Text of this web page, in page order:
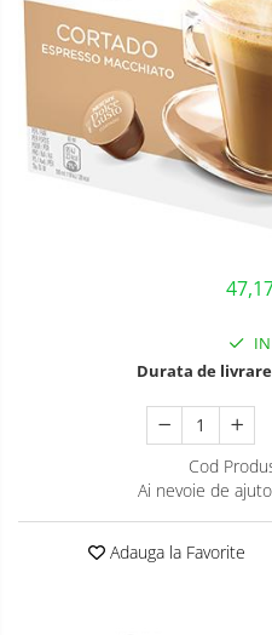
Lattiere
Pahare de cafea
Palete cafea
Cappucino instant
Ciocolata calda
Tamper
Durata de
Cod
Ai nevoie de
Adauga la Favorite